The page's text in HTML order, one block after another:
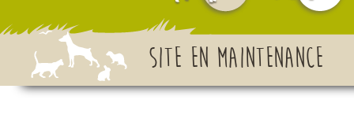
Site en maintenance